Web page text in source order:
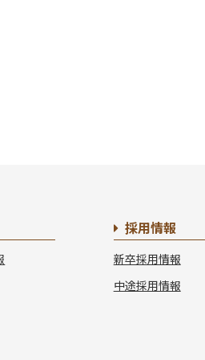
採用情報
新卒採用情報
中途採用情報